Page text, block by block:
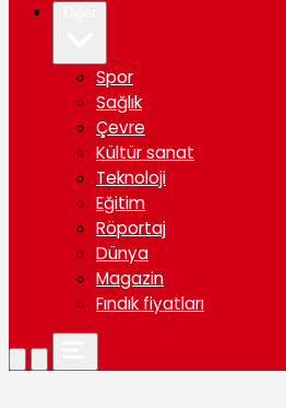
Spor
Sağlık
Çevre
Kültür sanat
Teknoloji
Eğitim
Röportaj
Dünya
Magazin
Fındık fiyatları